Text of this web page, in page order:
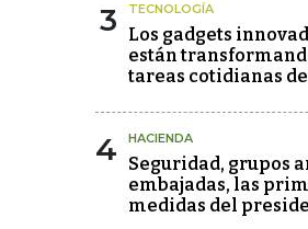
3 TECNOLOGÍA
Los gadgets
están
tareas cotidianas
4 HACIENDA
Seguridad, grupos
embajadas, las
medidas del